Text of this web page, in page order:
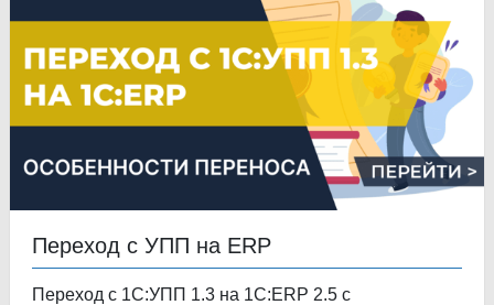
Переход с УПП на ERP
Переход с 1С:УПП 1.3 на 1С:ERP 2.5 с